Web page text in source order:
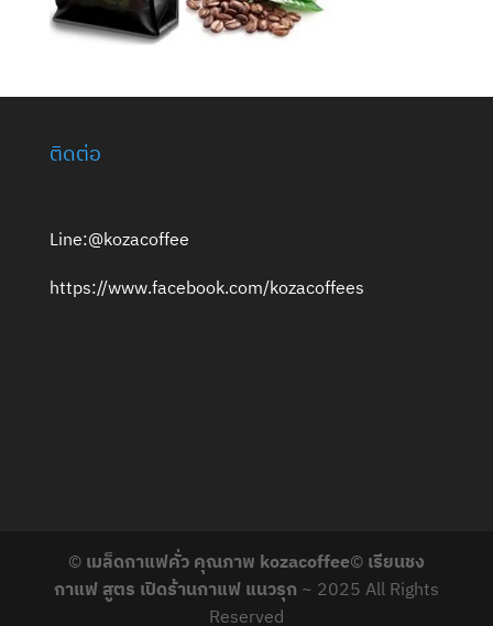
ติดต่อ
Line:@kozacoffee
https://www.facebook.com/kozacoffees
© เมล็ดกาแฟคั่ว คุณภาพ kozacoffee© เรียนชง
กาแฟ สูตร เปิดร้านกาแฟ แนวรุก ~ 2025 All Rights
Reserved